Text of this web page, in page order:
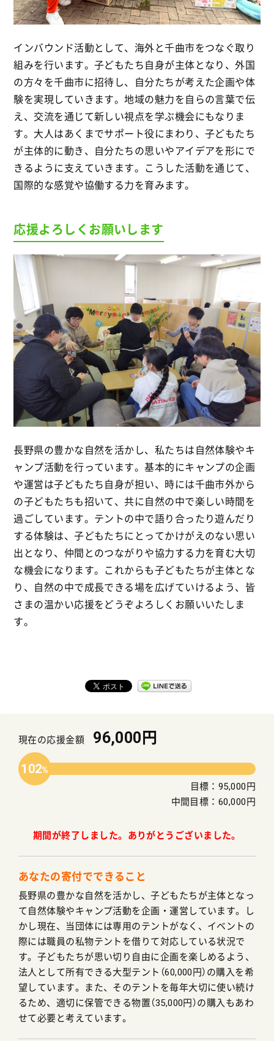
インバウンド活動として、海外と千曲市をつなぐ取り
組みを行います。子どもたち自身が主体となり、外国
の方々を千曲市に招待し、自分たちが考えた企画や体
験を実現していきます。地域の魅力を自らの言葉で伝
え、交流を通じて新しい視点を学ぶ機会にもなりま
す。大人はあくまでサポート役にまわり、子どもたち
が主体的に動き、自分たちの思いやアイデアを形にで
きるように支えていきます。こうした活動を通じて、
国際的な感覚や協働する力を育みます。
応援よろしくお願いします
長野県の豊かな自然を活かし、私たちは自然体験やキ
ャンプ活動を行っています。基本的にキャンプの企画
や運営は子どもたち自身が担い、時には千曲市外から
の子どもたちも招いて、共に自然の中で楽しい時間を
過ごしています。テントの中で語り合ったり遊んだり
する体験は、子どもたちにとってかけがえのない思い
出となり、仲間とのつながりや協力する力を育む大切
な機会になります。これからも子どもたちが主体とな
り、自然の中で成長できる場を広げていけるよう、皆
さまの温かい応援をどうぞよろしくお願いいたしま
す。
現在の応援金額 96,000円
102
目標：95,000円
中間目標：60,000円
期間が終了しました。ありがとうございました。
あなたの寄付でできること
長野県の豊かな自然を活かし、子どもたちが主体となっ
て自然体験やキャンプ活動を企画・運営しています。し
かし現在、当団体には専用のテントがなく、イベントの
際には職員の私物テントを借りて対応している状況で
す。子どもたちが思い切り自由に企画を楽しめるよう、
法人として所有できる大型テント（60,000円）の購入を希
望しています。また、そのテントを毎年大切に使い続け
るため、適切に保管できる物置（35,000円）の購入もあわ
せて必要と考えています。